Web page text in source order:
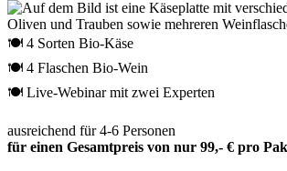
🍽 4 Sorten Bio-Käse
🍽 4 Flaschen Bio-Wein
🍽 Live-Webinar mit zwei Experten
ausreichend für 4-6 Personen
für einen Gesamtpreis von nur 99,- € pro